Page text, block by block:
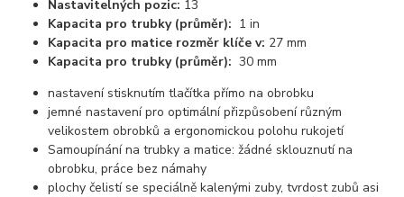
Nastavitelných pozic: 13
Kapacita pro trubky (průměr): 1 in
Kapacita pro matice rozměr klíče v: 27 mm
Kapacita pro trubky (průměr): 30 mm
nastavení stisknutím tlačítka přímo na obrobku
jemné nastavení pro optimální přizpůsobení různým
velikostem obrobků a ergonomickou polohu rukojetí
Samoupínání na trubky a matice: žádné sklouznutí na
obrobku, práce bez námahy
plochy čelistí se speciálně kalenými zuby, tvrdost zubů asi